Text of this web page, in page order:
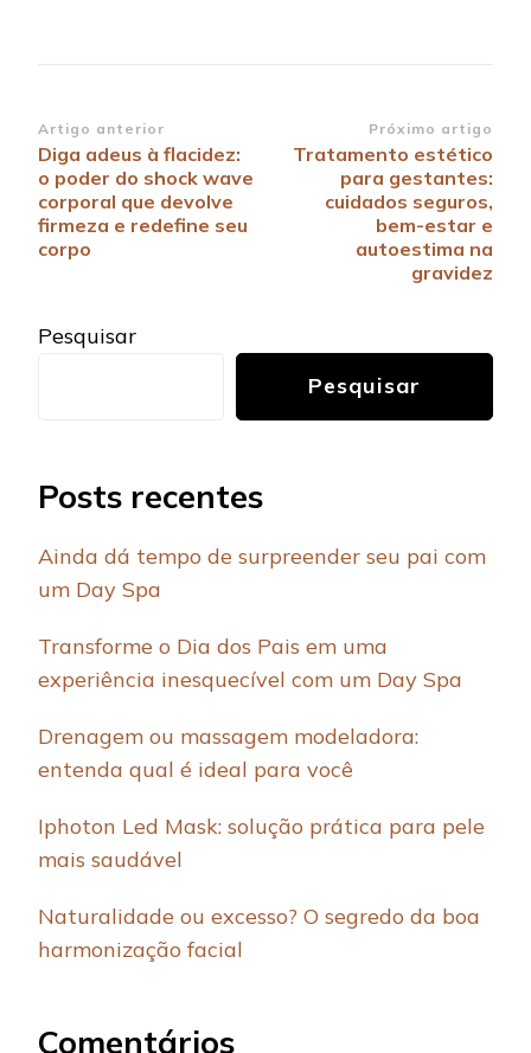
Navegação
de
post
Artigo anterior
Diga adeus à flacidez:
o poder do shock wave
corporal que devolve
firmeza e redefine seu
corpo
Próximo artigo
Tratamento estético
para gestantes:
cuidados seguros,
bem-estar e
autoestima na
gravidez
Pesquisar
Pesquisar
Posts recentes
Ainda dá tempo de surpreender seu pai com
um Day Spa
Transforme o Dia dos Pais em uma
experiência inesquecível com um Day Spa
Drenagem ou massagem modeladora:
entenda qual é ideal para você
Iphoton Led Mask: solução prática para pele
mais saudável
Naturalidade ou excesso? O segredo da boa
harmonização facial
Comentários